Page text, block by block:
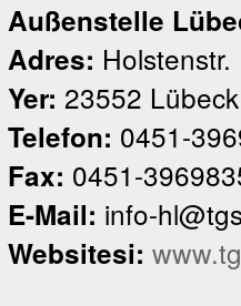
Außenstelle
Adres:
Yer: 23552 Lübeck
Telefon: 0451-
Fax: 0451-
E-Mail: info-
Websitesi: